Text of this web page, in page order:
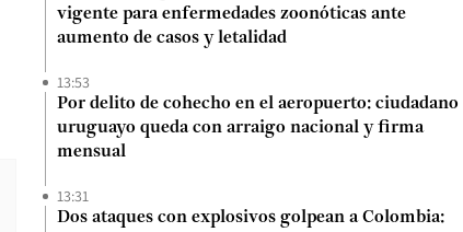
vigente para enfermedades zoonóticas ante
aumento de casos y letalidad
13:53
Por delito de cohecho en el aeropuerto: ciudadano
uruguayo queda con arraigo nacional y firma
mensual
13:31
Dos ataques con explosivos golpean a Colombia: